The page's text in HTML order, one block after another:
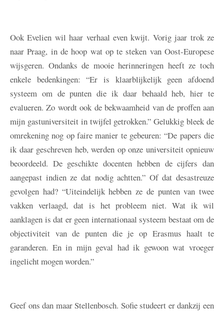
Ook Evelien wil haar verhaal even kwijt. Vorig jaar trok ze
naar Praag, in de hoop wat op te steken van Oost-Europese
wijsgeren. Ondanks de mooie herinneringen heeft ze toch
enkele bedenkingen: “Er is klaarblijkelijk geen afdoend
systeem om de punten die ik daar behaald heb, hier te
evalueren. Zo wordt ook de bekwaamheid van de proffen aan
mijn gastuniversiteit in twijfel getrokken.” Gelukkig bleek de
omrekening nog op faire manier te gebeuren: “De papers die
ik daar geschreven heb, werden op onze universiteit opnieuw
beoordeeld. De geschikte docenten hebben de cijfers dan
aangepast indien ze dat nodig achtten.” Of dat desastreuze
gevolgen had? “Uiteindelijk hebben ze de punten van twee
vakken verlaagd, dat is het probleem niet. Wat ik wil
aanklagen is dat er geen internationaal systeem bestaat om de
objectiviteit van de punten die je op Erasmus haalt te
garanderen. En in mijn geval had ik gewoon wat vroeger
ingelicht mogen worden.”
Geef ons dan maar Stellenbosch. Sofie studeert er dankzij een